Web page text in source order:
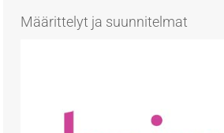
Määrittelyt ja suunnitelmat